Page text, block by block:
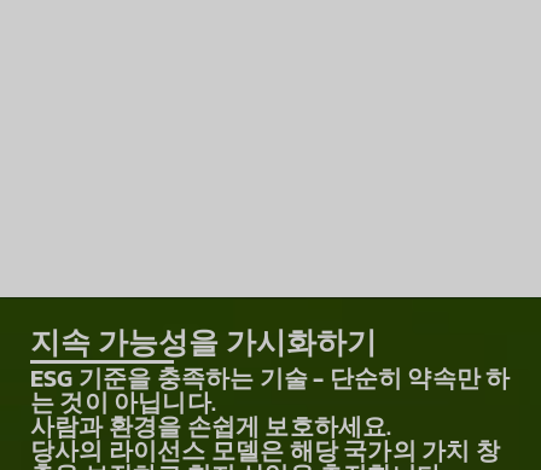
지속 가능성을 가시화하기
ESG 기준을 충족하는 기술 - 단순히 약속만 하
는 것이 아닙니다.
사람과 환경을 손쉽게 보호하세요.
당사의 라이선스 모델은 해당 국가의 가치 창